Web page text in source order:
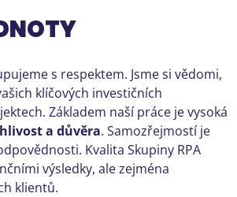
s respektem. Jsme si vědomi,
klíčových investičních
Základem naší práce je vysoká
a důvěra. Samozřejmostí je
Kvalita Skupiny RPA
výsledky, ale zejména
klientů.